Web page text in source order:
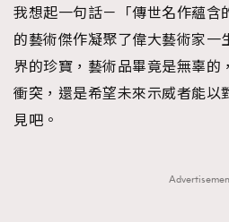
我想起一句話－「傳世名作蘊含
的藝術傑作凝聚了偉大藝術家一
界的珍寶，藝術品畢竟是無辜的
衝突，還是希望未來示威者能以
見吧。